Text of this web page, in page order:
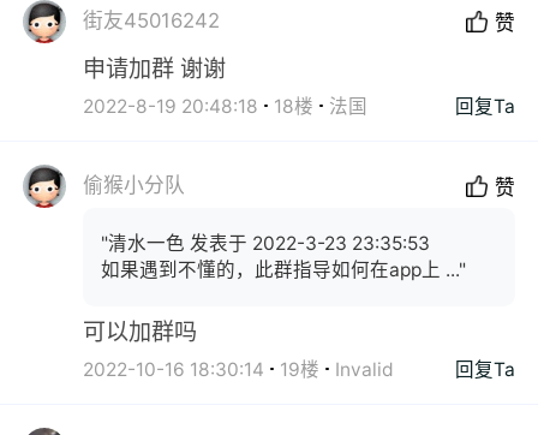
街友45016242 赞
申请加群 谢谢
2022-8-19 20:48:18 18楼 法国 回复Ta
偷猴小分队 赞
"清水一色 发表于 2022-3-23 23:35:53
如果遇到不懂的，此群指导如何在app上 ..."
可以加群吗
2022-10-16 18:30:14 19楼 Invalid 回复Ta